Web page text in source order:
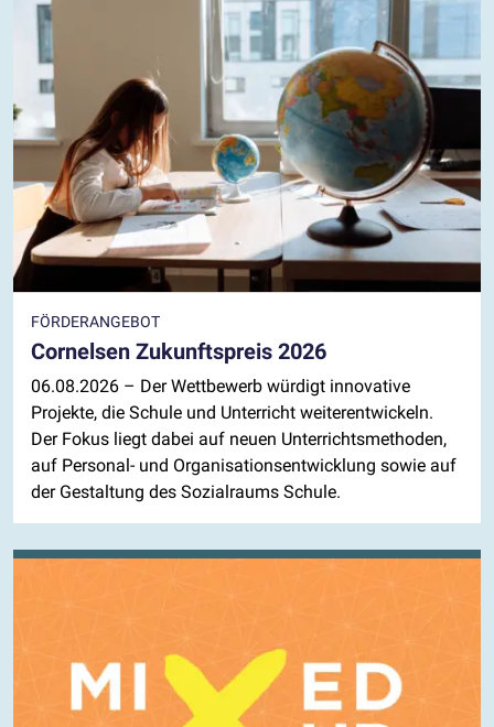
FÖRDERANGEBOT
Cornelsen Zukunftspreis 2026
06.08.2026 – Der Wettbewerb würdigt innovative
Projekte, die Schule und Unterricht weiterentwickeln.
Der Fokus liegt dabei auf neuen Unterrichtsmethoden,
auf Personal- und Organisationsentwicklung sowie auf
der Gestaltung des Sozialraums Schule.